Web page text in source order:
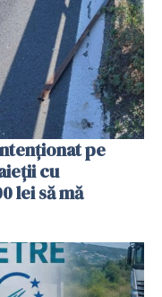
pe
cu
lei să mă